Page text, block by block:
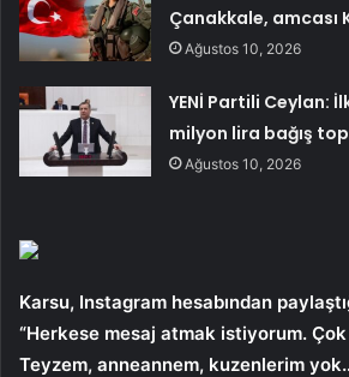
Çanakkale, amcası
Ağustos 10, 2026
YENİ Partili Ceylan:
milyon lira bağış
Ağustos 10, 2026
Karsu, Instagram hesabından
“Herkese mesaj atmak istiyorum.
Teyzem, anneannem, kuzenlerim